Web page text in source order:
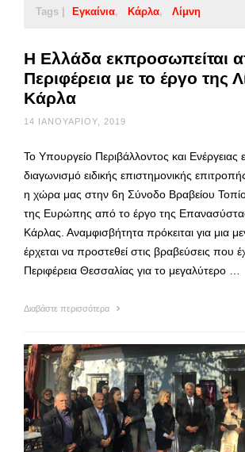
Tags | Εγκαίνια Κάρλα Λίμνη
Η Ελλάδα εκπροσωπείται
Περιφέρεια με το έργο της
Κάρλα
14 ΙΑΝΟΥΑΡΊΟΥ, 2019
Το Υπουργείο Περιβάλλοντος και Ενέργειας
διαγωνισμό ειδικής επιστημονικής
η χώρα μας στην 6η Σύνοδο Βραβείου
της Ευρώπης από το έργο της
Κάρλας. Αναμφισβήτητα πρόκειται για μια
έρχεται να προστεθεί στις βραβεύσεις που
Περιφέρεια Θεσσαλίας για το μεγαλύτερο …
Διαβάστε περισσότερα